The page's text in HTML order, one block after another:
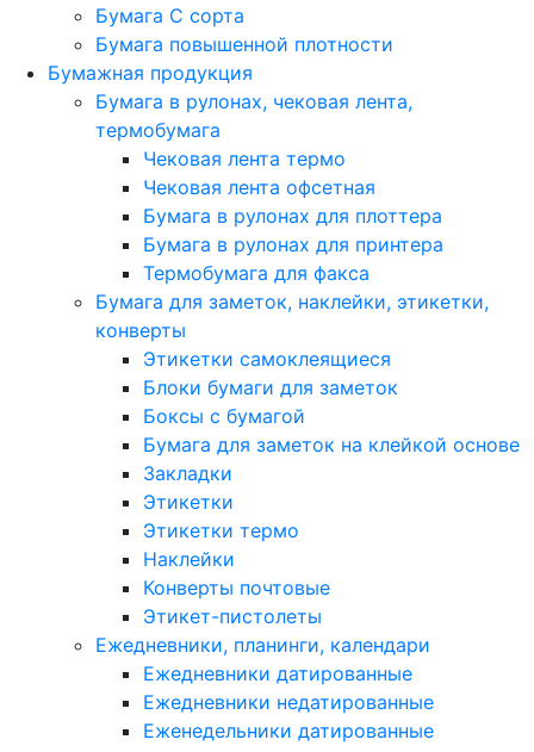
Бумага C сорта
Бумага повышенной плотности
Бумажная продукция
Бумага в рулонах, чековая лента,
термобумага
Чековая лента термо
Чековая лента офсетная
Бумага в рулонах для плоттера
Бумага в рулонах для принтера
Термобумага для факса
Бумага для заметок, наклейки, этикетки,
конверты
Этикетки самоклеящиеся
Блоки бумаги для заметок
Боксы с бумагой
Бумага для заметок на клейкой основе
Закладки
Этикетки
Этикетки термо
Наклейки
Конверты почтовые
Этикет-пистолеты
Ежедневники, планинги, календари
Ежедневники датированные
Ежедневники недатированные
Еженедельники датированные